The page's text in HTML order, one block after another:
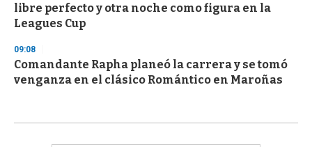
libre perfecto y otra noche como figura en la
Leagues Cup
09:08
Comandante Rapha planeó la carrera y se tomó
venganza en el clásico Romántico en Maroñas